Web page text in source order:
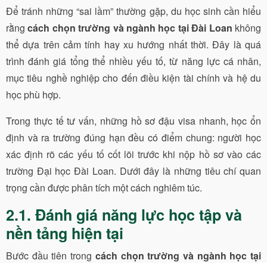
Để tránh những “sai lầm” thường gặp, du học sinh cần hiểu
rằngcách chọn trường và ngành học tại Đài Loan không
thể dựa trên cảm tính hay xu hướng nhất thời. Đây là quá
trình đánh giá tổng thể nhiều yếu tố, từ năng lực cá nhân,
mục tiêu nghề nghiệp cho đến điều kiện tài chính và hệ du
học phù hợp.
Trong thực tế tư vấn, những hồ sơ đậu visa nhanh, học ổn
định và ra trường đúng hạn đều có điểm chung: người học
xác định rõ các yếu tố cốt lõi trước khi nộp hồ sơ vào các
trường Đại học Đài Loan. Dưới đây là những tiêu chí quan
trọng cần được phân tích một cách nghiêm túc.
2.1. Đánh giá năng lực học tập và
nền tảng hiện tại
Bước đầu tiên trong cách chọn trường và ngành học tại